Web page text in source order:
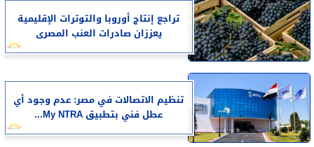
تراجع إنتاج أوروبا والتوترات الإقليمية
يعززان صادرات العنب المصرى
تنظيم الاتصالات في مصر: عدم وجود أي
عطل فني بتطبيق My NTRA...